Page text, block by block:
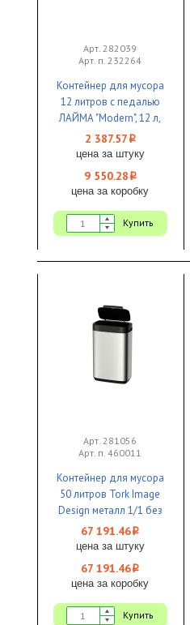
Арт. 282039
Арт. п. 232264
Контейнер для мусора
12 литров с педалью
ЛАЙМА "Modern", 12 л,
матовое, нержавеющая
сталь 1/4
2 387.57 i
цена за штуку
9 550.28 i
цена за коробку
Купить
Арт. 281056
Арт. п. 460011
Контейнер для мусора
50 литров Tork Image
Design металл 1/1 без
крышки
67 191.46i
цена за штуку
67 191.46i
цена за коробку
Купить